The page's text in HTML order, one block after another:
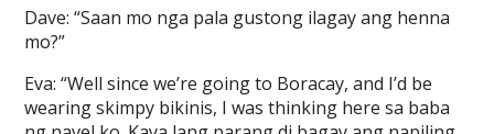
Dave: “Saan mo nga pala gustong ilagay ang henna
mo?”
Eva: “Well since we’re going to Boracay, and I’d be
wearing skimpy bikinis, I was thinking here sa baba